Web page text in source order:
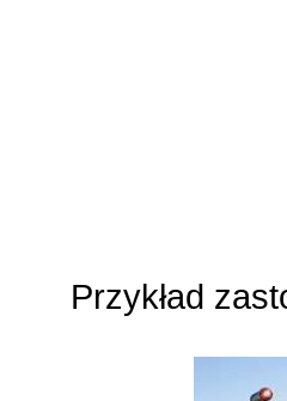
Przykład